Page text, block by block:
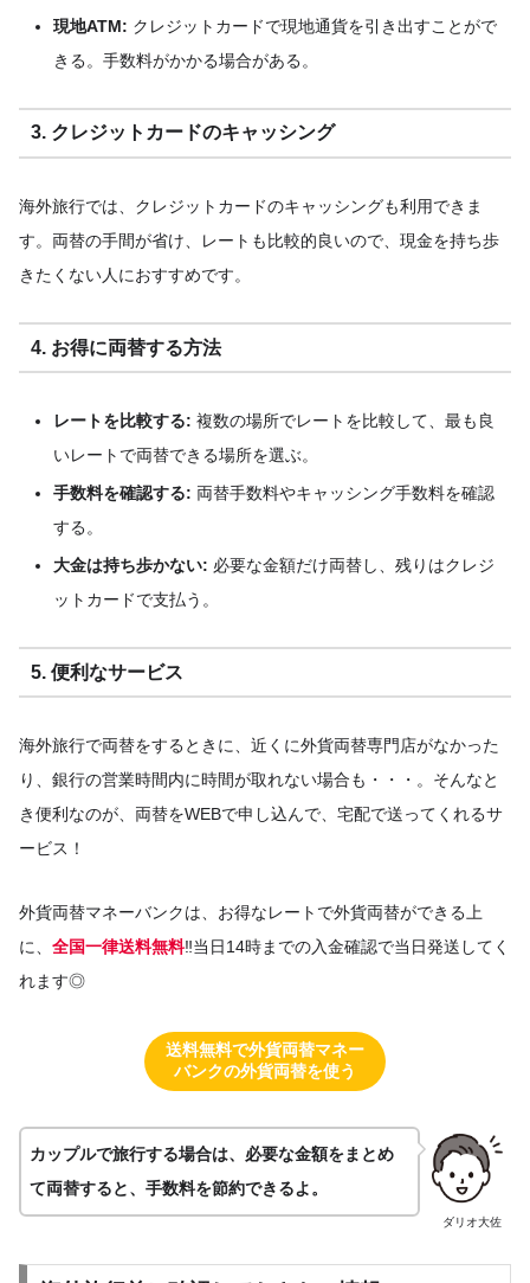
現地ATM: クレジットカードで現地通貨を引き出すことがで
きる。手数料がかかる場合がある。
3. クレジットカードのキャッシング
海外旅行では、クレジットカードのキャッシングも利用できま
す。両替の手間が省け、レートも比較的良いので、現金を持ち歩
きたくない人におすすめです。
4. お得に両替する方法
レートを比較する: 複数の場所でレートを比較して、最も良
いレートで両替できる場所を選ぶ。
手数料を確認する: 両替手数料やキャッシング手数料を確認
する。
大金は持ち歩かない: 必要な金額だけ両替し、残りはクレジ
ットカードで支払う。
5. 便利なサービス
海外旅行で両替をするときに、近くに外貨両替専門店がなかった
り、銀行の営業時間内に時間が取れない場合も・・・。そんなと
き便利なのが、両替をWEBで申し込んで、宅配で送ってくれるサ
ービス！
外貨両替マネーバンクは、お得なレートで外貨両替ができる上
に、 全国一律送料無料‼当日14時までの入金確認で当日発送してく
れます◎
送料無料で外貨両替マネー
バンクの外貨両替を使う
ダリオ大佐
カップルで旅行する場合は、必要な金額をまとめ
て両替すると、手数料を節約できるよ。